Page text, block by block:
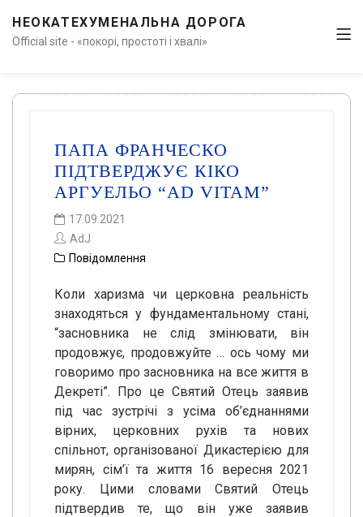
НЕОКАТЕХУМЕНАЛЬНА ДОРОГА
Official site - «покорі, простоті і хвалі»
ПАПА ФРАНЧЕСКО
ПІДТВЕРДЖУЄ КІКО
АРГУЕЛЬО “AD VITAM”
17.09.2021
AdJ
Повідомлення
Коли харизма чи церковна реальність
знаходяться у фундаментальному стані,
“засновника не слід змінювати, він
продовжує, продовжуйте … ось чому ми
говоримо про засновника на все життя в
Декреті”. Про це Святий Отець заявив
під час зустрічі з усіма об’єднаннями
вірних, церковних рухів та нових
спільнот, організованої Дикастерією для
мирян, сім’ї та життя 16 вересня 2021
року. Цими словами Святий Отець
підтвердив те, що він уже заявив